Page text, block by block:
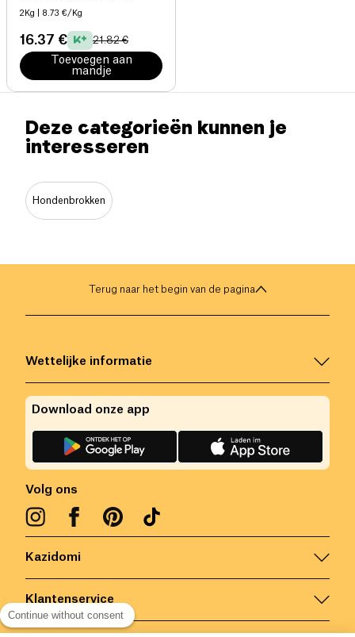
Middelgrote & Grote
2Kg | 8.73 €/Kg
16.37 € 21.82 €
Toevoegen aan
mandje
Deze categorieën kunnen je
interesseren
Hondenbrokken
Terug naar het begin van de pagina
Kazidomi
Klantenservice
Wettelijke informatie
Volg ons
Download onze app
Continue without consent